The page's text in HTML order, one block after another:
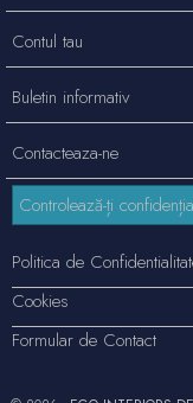
Contacteaza-ne
Contul tau
Buletin informativ
Controlează-ți
Politica de
Cookies
Formular de Contact